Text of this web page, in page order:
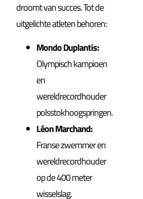
droomt van succes. Tot de
uitgelichte atleten behoren:
Mondo Duplantis:
Olympisch kampioen
en
wereldrecordhouder
polsstokhoogspringen.
Léon Marchand:
Franse zwemmer en
wereldrecordhouder
op de 400 meter
wisselslag.